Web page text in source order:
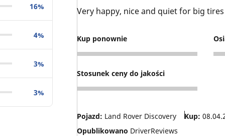
16%
4%
3%
3%
Very happy, nice and quiet for big tires
Kup ponownie
5 4
Stosunek ceny do jakości
4
Pojazd: Land Rover Discovery Kup:
Opublikowano DriverReviews